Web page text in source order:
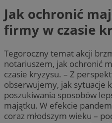
Jak ochronić
firmy w czasie
Tegoroczny temat akcji
notariuszem, jak ochronić
czasie kryzysu. – Z
obserwujemy, jak sytuacje
poszukiwania sposobów
majątku. W efekcie
coraz młodszym wieku –